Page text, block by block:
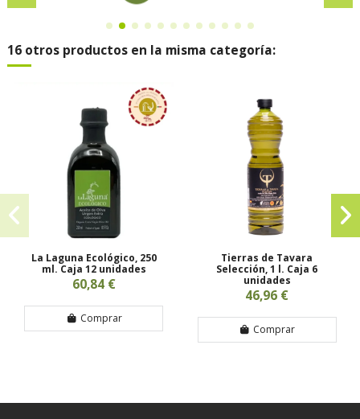
16 otros productos en la misma categoría:
La Laguna Ecológico, 250
ml. Caja 12 unidades
60,84 €
Comprar
Tierras de Tavara
Selección, 1 l. Caja 6
unidades
46,96 €
Comprar